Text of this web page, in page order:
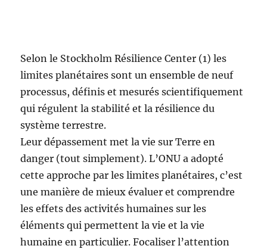
Selon le Stockholm Résilience Center (1) les
limites planétaires sont un ensemble de neuf
processus, définis et mesurés scientifiquement
qui régulent la stabilité et la résilience du
système terrestre.
Leur dépassement met la vie sur Terre en
danger (tout simplement). L’ONU a adopté
cette approche par les limites planétaires, c’est
une manière de mieux évaluer et comprendre
les effets des activités humaines sur les
éléments qui permettent la vie et la vie
humaine en particulier. Focaliser l’attention